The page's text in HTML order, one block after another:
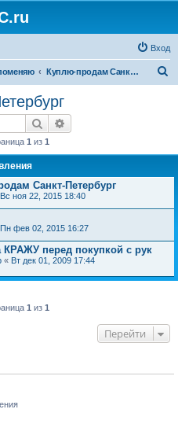
Вход
Куплю-продам Санкт-Петербург
Поиск
1 из 1
Санкт-Петербург
Вс ноя 22, 2015 18:40
Пн фев 02, 2015 16:27
КРАЖУ перед покупкой с рук
« Вт дек 01, 2009 17:44
1 из 1
Перейти